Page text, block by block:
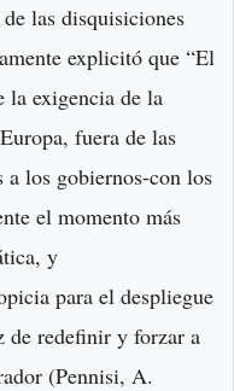
las disquisiciones
explicitó que “El
exigencia de la
fuera de las
a los gobiernos-con los
el momento más
y
para el despliegue
de redefinir y forzar a
(Pennisi, A.